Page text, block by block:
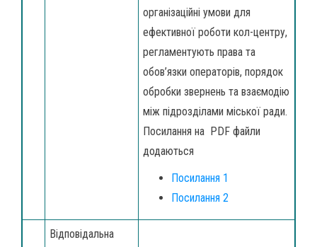
організаційні умови для
ефективної роботи кол-центру,
регламентують права та
обов’язки операторів, порядок
обробки звернень та взаємодію
між підрозділами міської ради.
Посилання на PDF файли
додаються
Посилання 1
Посилання 2
Відповідальна